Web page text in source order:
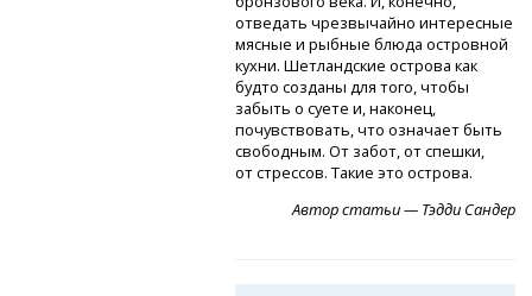
отведать чрезвычайно интересные
мясные и рыбные блюда островной
кухни. Шетландские острова как
будто созданы для того, чтобы
забыть о суете и, наконец,
почувствовать, что означает быть
свободным. От забот, от спешки,
от стрессов. Такие это острова.
Автор статьи — Тэдди Сандер